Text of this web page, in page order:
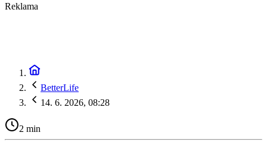
Reklama
BetterLife
14. 6. 2026, 08:28
2 min